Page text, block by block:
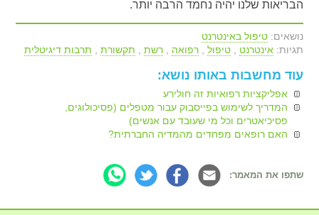
הבריאות שלנו יהיה נחמד הרבה יותר.
נושאים:טיפול באינטרנט
תגיות: אינטרנט ,טיפול ,רפואה ,רשת תקשורת תרבות דיגיטלית
עוד מחשבות באותו נושא:
אפליקציות רפואיות זה חולירע
המדריך לשימוש בפייסבוק עבור מטפלים (פסיכולוגים,
פסיכיאטרים וכל מי שעובד עם אנשים)
האם רופאים מפחדים מהמדיה החברתית?
שתפו את המאמר: